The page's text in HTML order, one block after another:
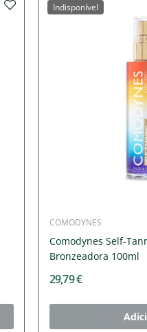
Indisponível
COMODYNES
Comodynes Self-
Bronzeadora 100ml
29,79 €